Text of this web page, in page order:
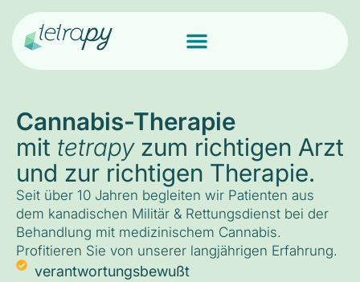
Cannabis-Therapie
mit tetrapyzum richtigen Arzt
und zur richtigen Therapie.
Seit über 10 Jahren begleiten wir Patienten aus
dem kanadischen Militär & Rettungsdienst bei der
Behandlung mit medizinischem Cannabis.
Profitieren Sie von unserer langjährigen Erfahrung.
verantwortungsbewußt